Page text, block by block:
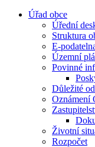
Úřad obce
Úřední
Struktura
E-
Územní
Povinné
Důležité
Oznámení
Životní
Rozpočet